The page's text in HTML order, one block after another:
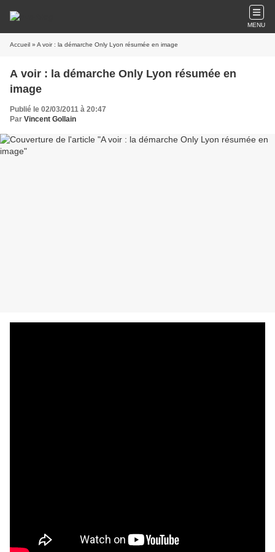
MENU
Accueil » A voir : la démarche Only Lyon résumée en image
A voir : la démarche Only Lyon résumée en
image
Publié le 02/03/2011 à 20:47
Par Vincent Gollain